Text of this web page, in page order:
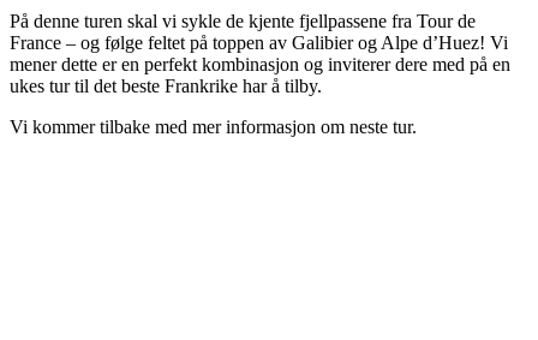
På denne turen skal vi sykle de kjente fjellpassene fra Tour de
France – og følge feltet på toppen av Galibier og Alpe d’Huez! Vi
mener dette er en perfekt kombinasjon og inviterer dere med på en
ukes tur til det beste Frankrike har å tilby.
Vi kommer tilbake med mer informasjon om neste tur.